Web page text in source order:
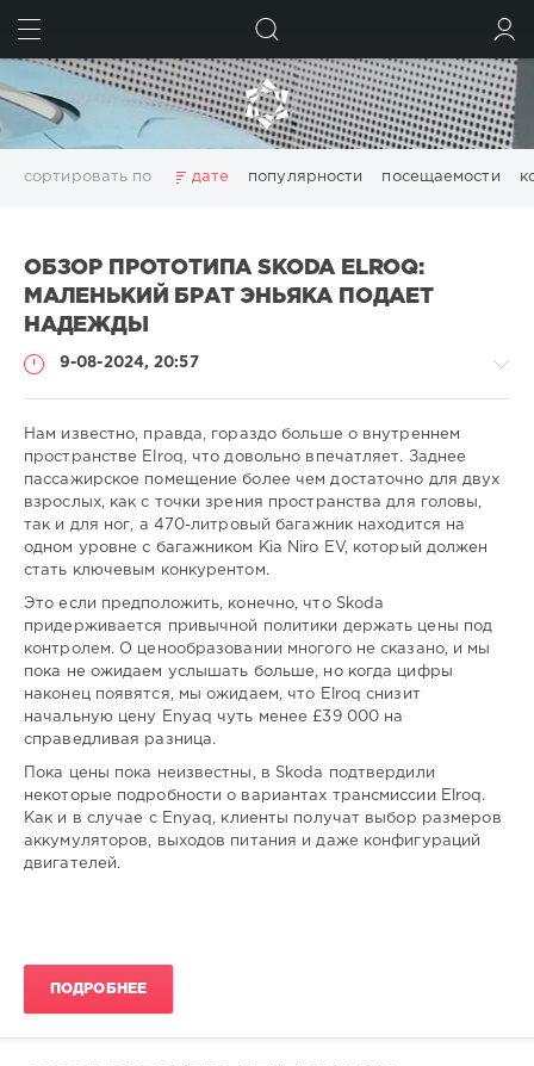
сортировать по дате популярности посещаемости
ОБЗОР ПРОТОТИПА SKODA ELROQ:
МАЛЕНЬКИЙ БРАТ ЭНЬЯКА ПОДАЕТ
НАДЕЖДЫ
9-08-2024, 20:57
gugolo
238
0
Нам известно, правда, гораздо больше о внутреннем
пространстве Elroq, что довольно впечатляет. Заднее
пассажирское помещение более чем достаточно для двух
взрослых, как с точки зрения пространства для головы,
так и для ног, а 470-литровый багажник находится на
одном уровне с багажником Kia Niro EV, который должен
стать ключевым конкурентом.
Это если предположить, конечно, что Skoda
придерживается привычной политики держать цены под
контролем. О ценообразовании многого не сказано, и мы
пока не ожидаем услышать больше, но когда цифры
наконец появятся, мы ожидаем, что Elroq снизит
начальную цену Enyaq чуть менее £39 000 на
справедливая разница.
Пока цены пока неизвестны, в Skoda подтвердили
некоторые подробности о вариантах трансмиссии Elroq.
Как и в случае с Enyaq, клиенты получат выбор размеров
аккумуляторов, выходов питания и даже конфигураций
двигателей.
ПОДРОБНЕЕ